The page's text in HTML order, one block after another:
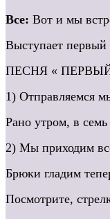
Все: Вот и мы
Выступает первый
ПЕСНЯ «
1) Отправляемся
Рано утром, в семь
2) Мы приходим
Брюки гладим
Посмотрите,